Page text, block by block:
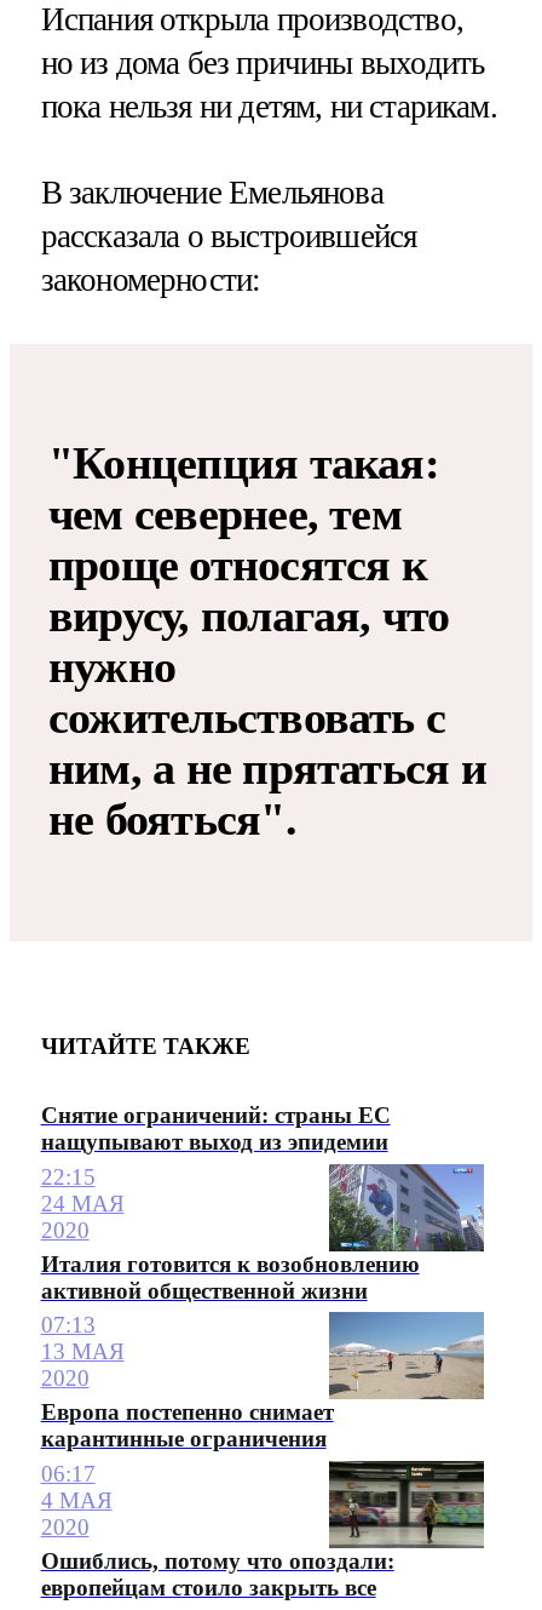
Испания открыла производство,
но из дома без причины выходить
пока нельзя ни детям, ни старикам.
В заключение Емельянова
рассказала о выстроившейся
закономерности:
"Концепция такая:
чем севернее, тем
проще относятся к
вирусу, полагая, что
нужно
сожительствовать с
ним, а не прятаться и
не бояться".
ЧИТАЙТЕ ТАКЖЕ
Снятие ограничений: страны ЕС
нащупывают выход из эпидемии
22:15
24 МАЯ
2020
Италия готовится к возобновлению
активной общественной жизни
07:13
13 МАЯ
2020
Европа постепенно снимает
карантинные ограничения
06:17
4 МАЯ
2020
Ошиблись, потому что опоздали:
европейцам стоило закрыть все